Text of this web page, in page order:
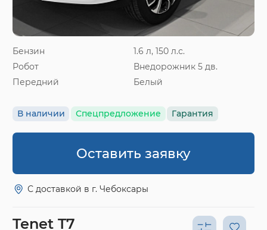
Бензин
1.6 л, 150 л.с.
Робот
Внедорожник 5 дв.
Передний
Белый
В наличии Спецпредложение Гарантия
Оставить заявку
С доставкой в г. Чебоксары
Tenet T7